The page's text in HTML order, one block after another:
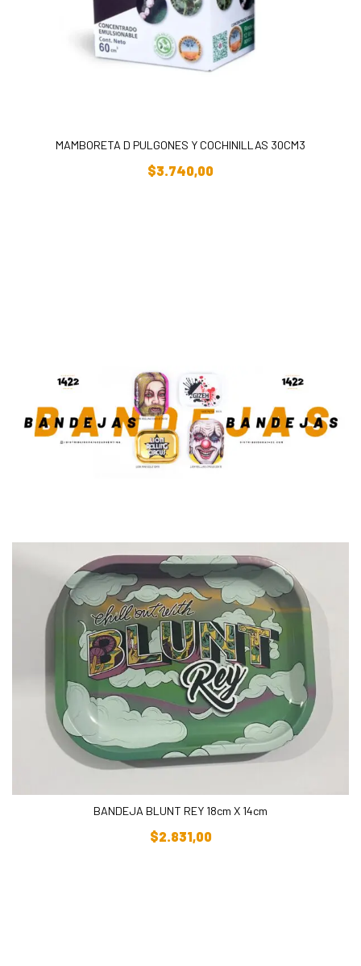
MAMBORETA D PULGONES Y COCHINILLAS 30CM3
$3.740,00
BANDEJA BLUNT REY 18cm X 14cm
$2.831,00